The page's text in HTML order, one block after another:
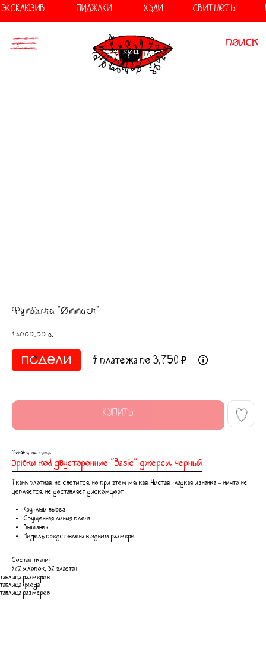
////
ЭКСКЛЮЗИВ ПИДЖАКИ ХУДИ СВИТШОТЫ
Футболка "Оттиск"
15000,00 р.
4 платежа по 3,750 ₽
КУПИТЬ
Также на фото:
Брюки kоd двусторонние "Basic" джерси, черный
Ткань плотная, не светится, но при этом мягкая. Чистая гладкая изнанка ‒ ничто не
цепляется, не доставляет дискомфорт.
Круглый вырез
Спущенная линия плеча
Вышивка
Модель представлена в одном размере
Состав ткани:
97% хлопок, 3% эластан
таблица размеров
таблица ухода
таблица размеров